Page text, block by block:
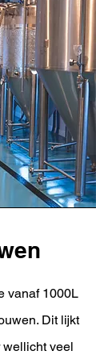
vanaf 1000L
Dit lijkt
veel